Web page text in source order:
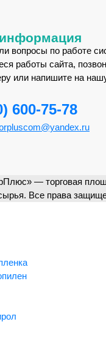
вопросы по работе
работы сайта,
или напишите на
600-75-78
— торговая
Все права